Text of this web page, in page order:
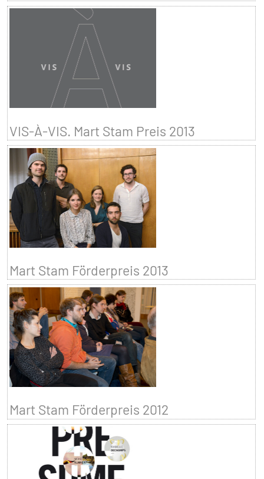
VIS-À-VIS. Mart Stam Preis 2013
Mart Stam Förderpreis 2013
Mart Stam Förderpreis 2012